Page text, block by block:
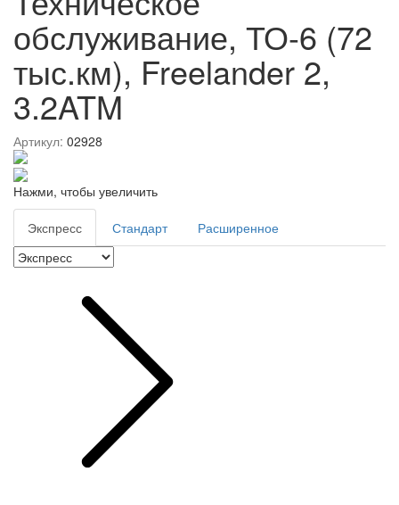
обслуживание, ТО-6 (72
тыс.км), Freelander 2,
3.2ATM
Артикул: 02928
Нажми, чтобы увеличить
Экспресс Стандарт Расширенное